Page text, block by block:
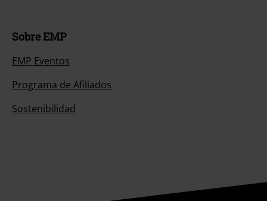
Sobre EMP
EMP Eventos
Programa de Afiliados
Sostenibilidad